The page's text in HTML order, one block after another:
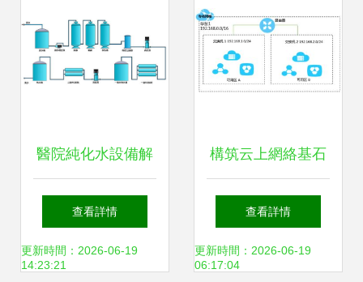
醫院純化水設備解
決方案 宏森環保純
水設備廠家官網詳
查看詳情
更新時間：2026-06-19
14:23:21
構筑云上網絡基石
專有網絡中核心云
產品及網絡設備的
查看詳情
更新時間：2026-06-19
06:17:04